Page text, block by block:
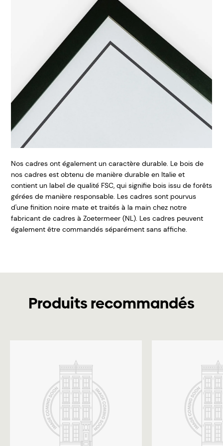
Nos cadres ont également un caractère durable. Le bois de
nos cadres est obtenu de manière durable en Italie et
contient un label de qualité FSC, qui signifie bois issu de forêts
gérées de manière responsable. Les cadres sont pourvus
d'une finition noire mate et traités à la main chez notre
fabricant de cadres à Zoetermeer (NL). Les cadres peuvent
également être commandés séparément sans affiche.
Produits recommandés